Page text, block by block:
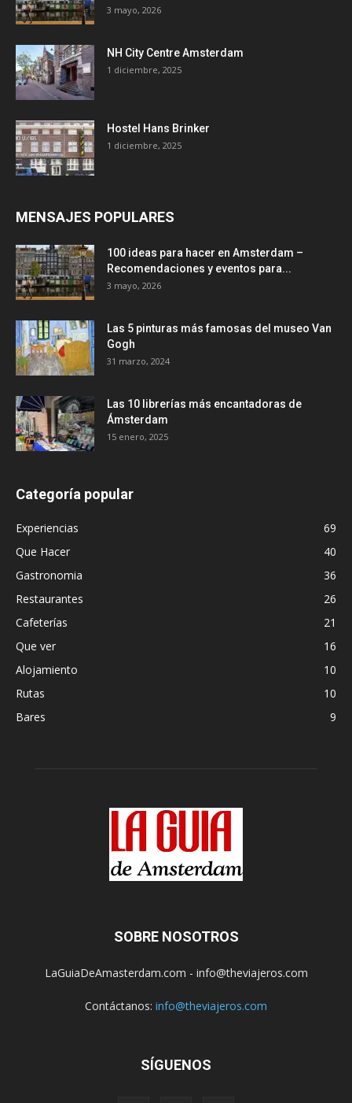
3 mayo, 2026
NH City Centre Amsterdam
1 diciembre, 2025
Hostel Hans Brinker
1 diciembre, 2025
MENSAJES POPULARES
100 ideas para hacer en Amsterdam –
Recomendaciones y eventos para...
3 mayo, 2026
Las 5 pinturas más famosas del museo Van
Gogh
31 marzo, 2024
Las 10 librerías más encantadoras de
Ámsterdam
15 enero, 2025
Categoría popular
Experiencias
69
Que Hacer
40
Gastronomia
36
Restaurantes
26
Cafeterías
21
Que ver
16
Alojamiento
10
Rutas
10
Bares
9
SOBRE NOSOTROS
LaGuiaDeAmasterdam.com - info@theviajeros.com
Contáctanos: info@theviajeros.com
SÍGUENOS